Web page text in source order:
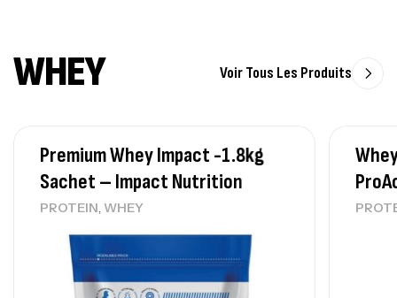
WHEY Voir Tous Les Produits
Premium Whey Impact -1.8kg
Sachet – Impact Nutrition
PROTEIN, WHEY